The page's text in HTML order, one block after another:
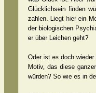
Glücklichsein finden
zahlen. Liegt hier ein
der biologischen
er über Leichen geht?
Oder ist es doch
Motiv, das diese
würden? So wie es in